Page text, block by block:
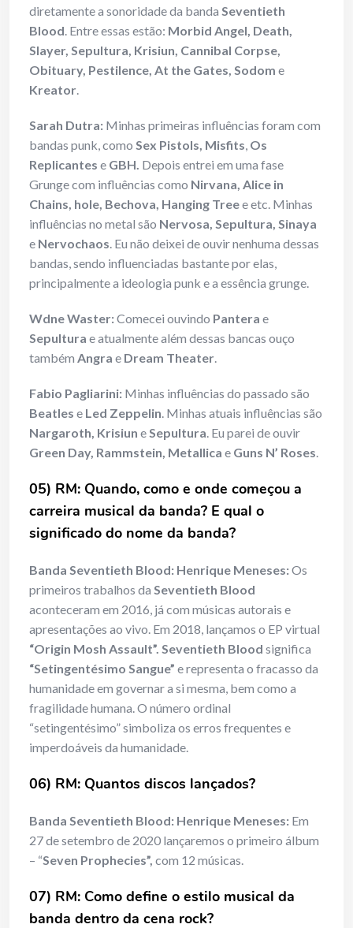
diretamente a sonoridade da banda Seventieth
Blood. Entre essas estão: Morbid Angel, Death,
Slayer, Sepultura, Krisiun, Cannibal Corpse,
Obituary, Pestilence, At the Gates, Sodom e
Kreator.
Sarah Dutra: Minhas primeiras influências foram com
bandas punk, como Sex Pistols, Misfits, Os
Replicantes e GBH. Depois entrei em uma fase
Grunge com influências como Nirvana, Alice in
Chains, hole, Bechova, Hanging Treee etc. Minhas
influências no metal são Nervosa, Sepultura, Sinaya
e Nervochaos. Eu não deixei de ouvir nenhuma dessas
bandas, sendo influenciadas bastante por elas,
principalmente a ideologia punk e a essência grunge.
Wdne Waster:Comecei ouvindo Pantera e
Sepultura e atualmente além dessas bancas ouço
também Angra e Dream Theater.
Fabio Pagliarini: Minhas influências do passado são
Beatles e Led Zeppelin. Minhas atuais influências são
Nargaroth, Krisiun eSepultura. Eu parei de ouvir
Green Day, Rammstein, Metallica e Guns N’ Roses.
05) RM: Quando, como e onde começou a
carreira musical da banda? E qual o
significado do nome da banda?
Banda Seventieth Blood: Henrique Meneses:Os
primeiros trabalhos da Seventieth Blood
aconteceram em 2016, já com músicas autorais e
apresentações ao vivo. Em 2018, lançamos o EP virtual
“Origin Mosh Assault”. Seventieth Blood significa
“Setingentésimo Sangue” e representa o fracasso da
humanidade em governar a si mesma, bem como a
fragilidade humana. O número ordinal
“setingentésimo” simboliza os erros frequentes e
imperdoáveis da humanidade.
06) RM: Quantos discos lançados?
Banda Seventieth Blood: Henrique Meneses: Em
27 de setembro de 2020 lançaremos o primeiro álbum
– “Seven Prophecies”, com 12 músicas.
07) RM: Como define o estilo musical da
banda dentro da cena rock?